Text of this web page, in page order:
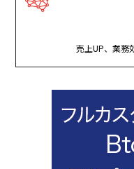
売上UP、業務